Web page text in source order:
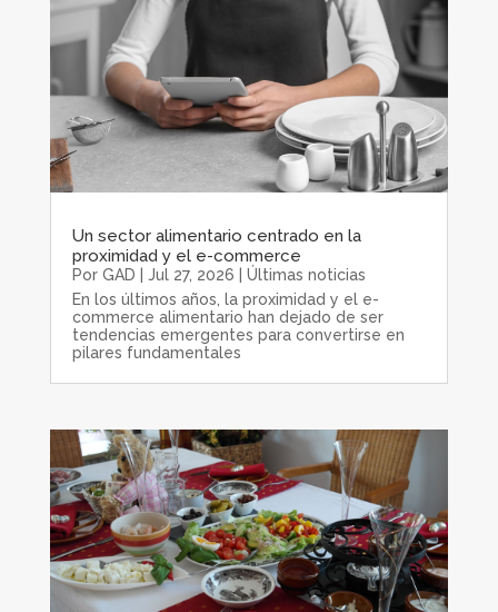
Un sector alimentario centrado en la
proximidad y el e-commerce
Por GAD Jul 27, 2026
Últimas noticias
En los últimos años, la proximidad y el e-
commerce alimentario han dejado de ser
tendencias emergentes para convertirse en
pilares fundamentales